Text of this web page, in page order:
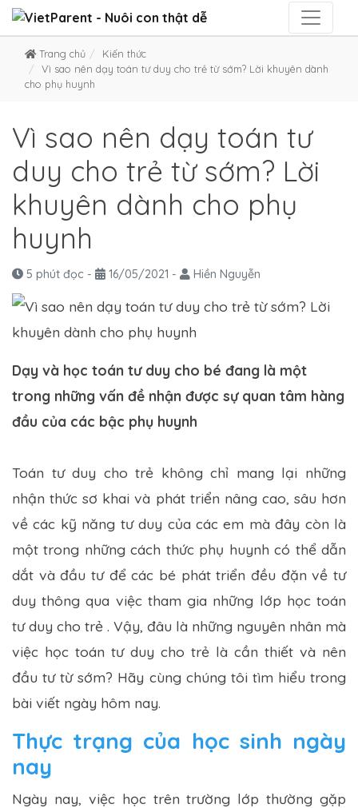
Trang chủ
Kiến thức
Vì sao nên dạy toán tư duy cho trẻ từ sớm? Lời khuyên dành
cho phụ huynh
Vì sao nên dạy toán tư
duy cho trẻ từ sớm? Lời
khuyên dành cho phụ
huynh
5 phút đọc - 16/05/2021 - Hiền Nguyễn
Dạy và học toán tư duy cho bé đang là một
trong những vấn đề nhận được sự quan tâm hàng
đầu của các bậc phụ huynh
Toán tư duy cho trẻ không chỉ mang lại những
nhận thức sơ khai và phát triển nâng cao, sâu hơn
về các kỹ năng tư duy của các em mà đây còn là
một trong những cách thức phụ huynh có thể dẫn
dắt và đầu tư để các bé phát triển đều đặn về tư
duy thông qua việc tham gia những lớp học toán
tư duy cho trẻ . Vậy, đâu là những nguyên nhân mà
việc học toán tư duy cho trẻ là cần thiết và nên
đầu tư từ sớm? Hãy cùng chúng tôi tìm hiểu trong
bài viết ngày hôm nay.
Thực trạng của học sinh ngày
nay
Ngày nay, việc học trên trường lớp thường gặp